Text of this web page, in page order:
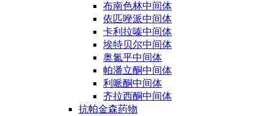
布南色林中间体
依匹唑派中间体
卡利拉嗪中间体
埃特贝尔中间体
奥氮平中间体
帕潘立酮中间体
利哌酮中间体
齐拉西酮中间体
抗帕金森药物